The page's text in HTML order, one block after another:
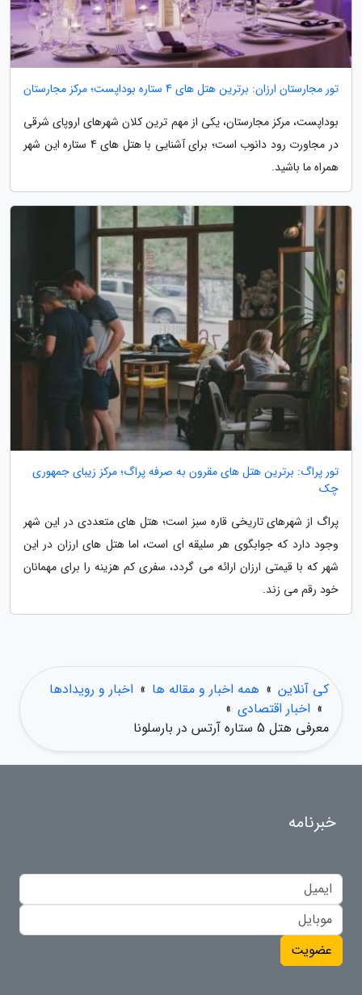
تور مجارستان ارزان: برترین هتل های 4 ستاره بوداپست؛ مرکز مجارستان
بوداپست، مرکز مجارستان، یکی از مهم ترین کلان شهرهای اروپای شرقی
در مجاورت رود دانوب است؛ برای آشنایی با هتل های 4 ستاره این شهر
همراه ما باشید.
تور پراگ: برترین هتل های مقرون به صرفه پراگ؛ مرکز زیبای جمهوری
چک
پراگ از شهرهای تاریخی قاره سبز است؛ هتل های متعددی در این شهر
وجود دارد که جوابگوی هر سلیقه ای است، اما هتل های ارزان در این
شهر که با قیمتی ارزان ارائه می گردد، سفری کم هزینه را برای مهمانان
خود رقم می زند.
کی آنلاین » همه اخبار و مقاله ها » اخبار و رویدادها
» اخبار اقتصادی »
معرفی هتل 5 ستاره آرتس در بارسلونا
خبرنامه
عضویت